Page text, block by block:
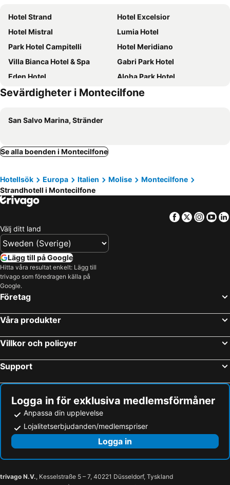
Hotel Strand
Hotel Excelsior
Hotel Mistral
Lumia Hotel
Park Hotel Campitelli
Hotel Meridiano
Villa Bianca Hotel & Spa
Gabri Park Hotel
Eden Hotel
Aloha Park Hotel
Sevärdigheter i Montecilfone
San Salvo Marina, Stränder
Se alla boenden i Montecilfone
Hotellsök Europa Italien Molise
Montecilfone
Strandhotell i Montecilfone
Facebook
Twitter
Välj ditt land
Lägg till på Google
Hitta våra resultat enkelt: Lägg till
trivago som föredragen källa på
Google.
Företag
Våra produkter
Villkor och policyer
Support
Logga in för exklusiva medlemsförmåner
Anpassa din upplevelse
Lojalitetserbjudanden/medlemspriser
Logga in
trivago N.V., Kesselstraße 5 – 7, 40221 Düsseldorf, Tyskland